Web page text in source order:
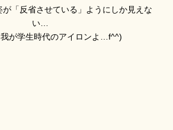
が「反省させている」ようにしか見えな
い…
我が学生時代のアイロンよ…f^^)